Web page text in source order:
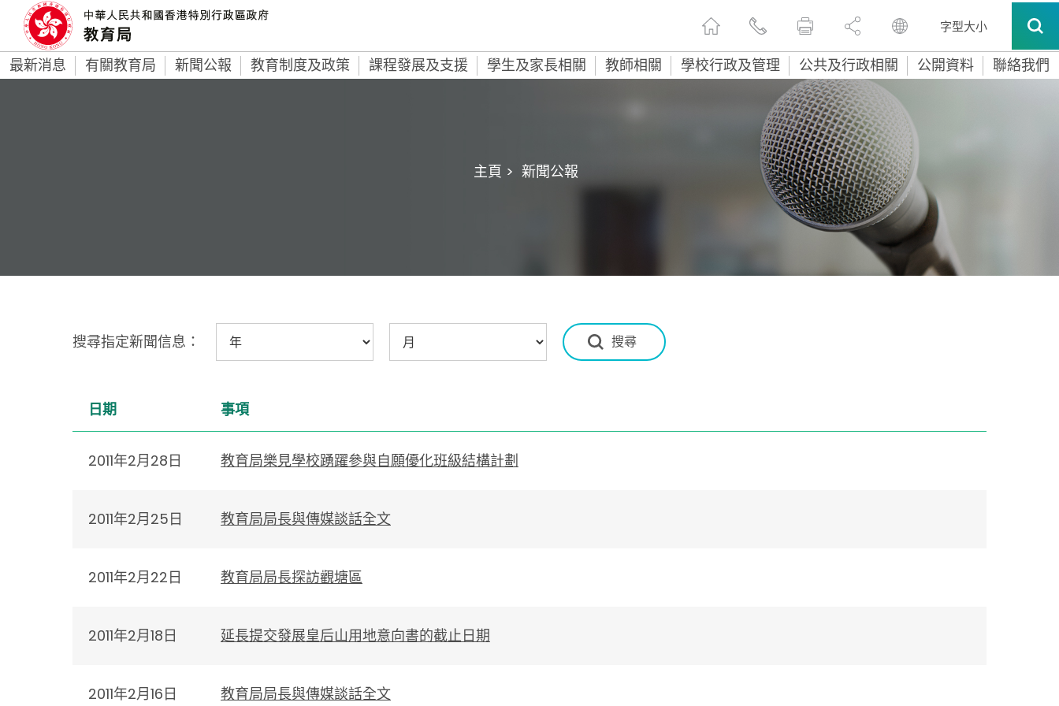
字型大小
最新消息 有關教育局 新聞公報 教育制度及政策 課程發展及支援 學生及家長相關 教師相關 學校行政及管理 公共及行政相關 公開資料 聯絡我們
主頁 > 新聞公報
搜尋指定新聞信息：
日期 事項
2011年2月28日 教育局樂見學校踴躍參與自願優化班級結構計劃
2011年2月25日 教育局局長與傳媒談話全文
2011年2月22日 教育局局長探訪觀塘區
2011年2月18日 延長提交發展皇后山用地意向書的截止日期
2011年2月16日 教育局局長與傳媒談話全文